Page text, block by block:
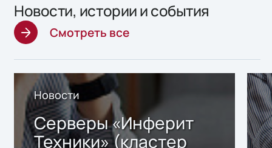
Новости, истории и события
Смотреть все
Новости
Серверы «Инферит
Техники» (кластер